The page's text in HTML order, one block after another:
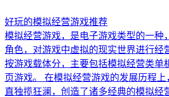
好玩的模拟经营游戏推荐
模拟经营游戏，是电子游戏类型的一种
角色，对游戏中虚拟的现实世界进行经
按游戏载体分，主要包括模拟经营类单
页游戏。 在模拟经营游戏的发展历程
直独揽狂澜，创造了诸多经典的模拟经